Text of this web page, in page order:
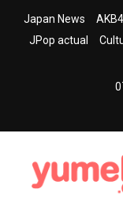
Japan News
JPop actual